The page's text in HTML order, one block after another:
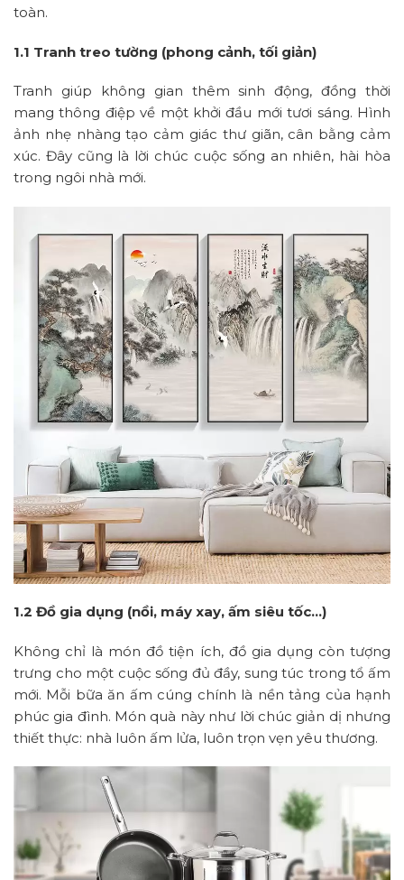
toàn.
1.1 Tranh treo tường (phong cảnh, tối giản)
Tranh giúp không gian thêm sinh động, đồng thời
mang thông điệp về một khởi đầu mới tươi sáng. Hình
ảnh nhẹ nhàng tạo cảm giác thư giãn, cân bằng cảm
xúc. Đây cũng là lời chúc cuộc sống an nhiên, hài hòa
trong ngôi nhà mới.
1.2 Đồ gia dụng (nồi, máy xay, ấm siêu tốc…)
Không chỉ là món đồ tiện ích, đồ gia dụng còn tượng
trưng cho một cuộc sống đủ đầy, sung túc trong tổ ấm
mới. Mỗi bữa ăn ấm cúng chính là nền tảng của hạnh
phúc gia đình. Món quà này như lời chúc giản dị nhưng
thiết thực: nhà luôn ấm lửa, luôn trọn vẹn yêu thương.